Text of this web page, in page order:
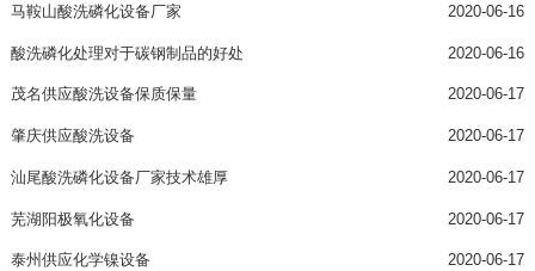
马鞍山酸洗磷化设备厂家 2020-06-16
酸洗磷化处理对于碳钢制品的好处 2020-06-16
茂名供应酸洗设备保质保量 2020-06-17
肇庆供应酸洗设备 2020-06-17
汕尾酸洗磷化设备厂家技术雄厚 2020-06-17
芜湖阳极氧化设备 2020-06-17
泰州供应化学镍设备 2020-06-17